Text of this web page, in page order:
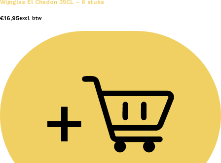
Wijnglas El Chadon 35CL – 6 stuks
€16,95excl. btw
+